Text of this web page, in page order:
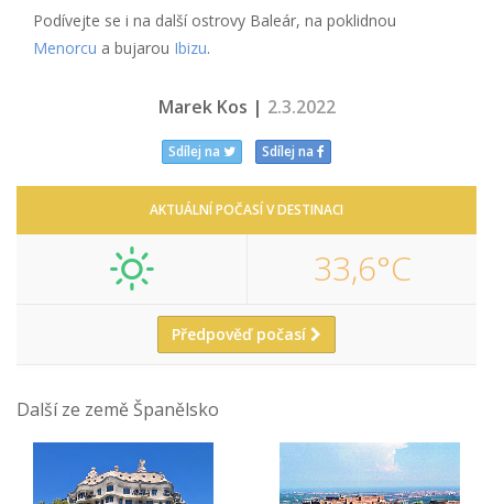
Podívejte se i na další ostrovy Baleár, na poklidnou
Menorcu a bujarou Ibizu.
Marek Kos | 2.3.2022
Sdílej na Sdílej na
AKTUÁLNÍ POČASÍ V DESTINACI
33,6°C
Předpověď počasí
Další ze země Španělsko